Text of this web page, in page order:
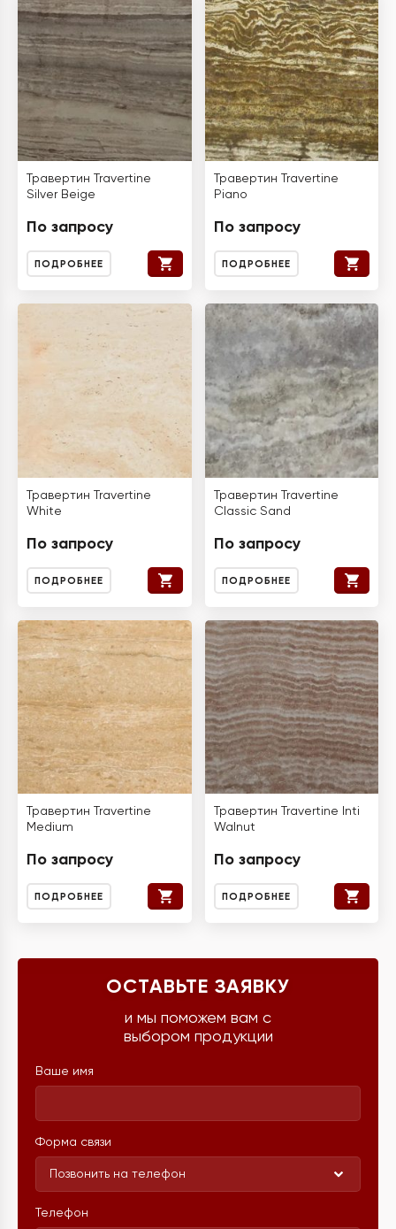
Травертин Travertine
Silver Beige
По запросу
ПОДРОБНЕЕ
Травертин Travertine
Piano
По запросу
ПОДРОБНЕЕ
Травертин Travertine
White
По запросу
ПОДРОБНЕЕ
Травертин Travertine
Classic Sand
По запросу
ПОДРОБНЕЕ
Травертин Travertine
Medium
По запросу
ПОДРОБНЕЕ
Травертин Travertine Inti
Walnut
По запросу
ПОДРОБНЕЕ
ОСТАВЬТЕ ЗАЯВКУ
и мы поможем вам с
выбором продукции
Ваше имя
Форма связи
Позвонить на телефон
Телефон